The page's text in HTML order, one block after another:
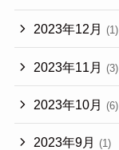
2023年12月 (1)
2023年11月 (3)
2023年10月 (6)
2023年9月 (1)